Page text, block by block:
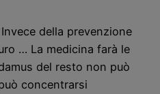
della prevenzione
… La medicina farà le
del resto non può
concentrarsi